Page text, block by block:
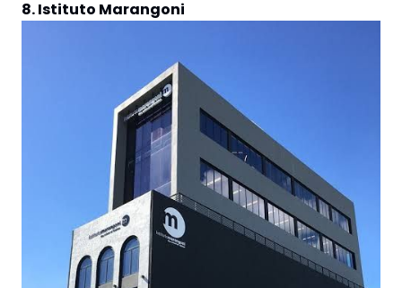
8. Istituto Marangoni